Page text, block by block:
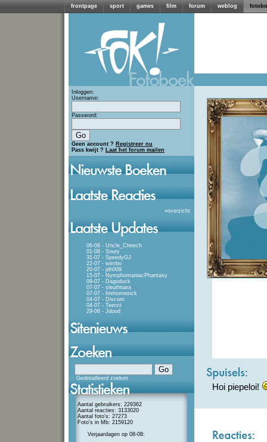
frontpage sport games film forum weblog
Inloggen:
Username:
Password:
Geen account ? Registreer nu
Pass kwijt ? Laat het forum mailen
»overzicht
06-08 - Uncle_Cheech
01-08 - Soury
31-07 - SpeedyGJ
22-07 - wimbo
20-07 - jdh009
15-07 - NymphomaniacPhantasy
09-07 - Dagoduck
07-07 - sleuthtiara
07-07 - firehomesick
04-07 - Divcom
04-07 - Teerzii
29-06 - Jdood
Gedetailleerd zoeken
Aantal gebruikers: 229362
Aantal reacties: 3133020
Aantal foto's: 27273
Foto's in Mb: 2159120
Verjaardagen op 08-08:
Hoi piepeloi!